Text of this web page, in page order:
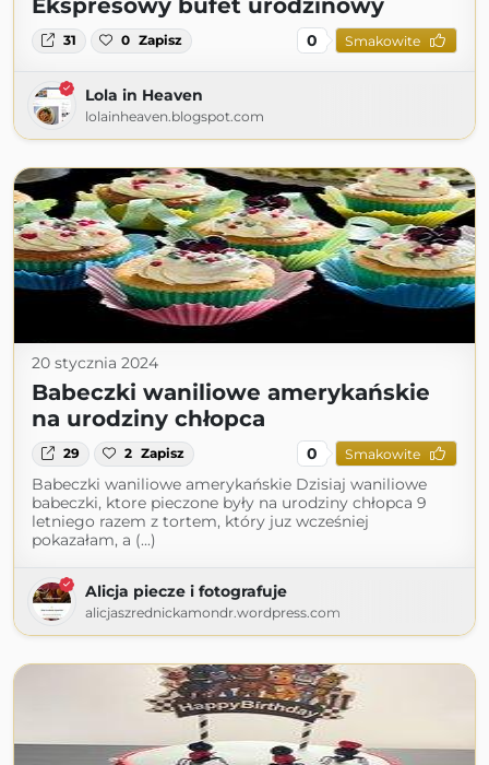
Ekspresowy bufet urodzinowy
31 0 Zapisz 0 Smakowite
Lola in Heaven
lolainheaven.blogspot.com
20 stycznia 2024
Babeczki waniliowe amerykańskie
na urodziny chłopca
29 2 Zapisz 0 Smakowite
Babeczki waniliowe amerykańskie Dzisiaj waniliowe
babeczki, ktore pieczone były na urodziny chłopca 9
letniego razem z tortem, który juz wcześniej
pokazałam, a (...)
Alicja piecze i fotografuje
alicjaszrednickamondr.wordpress.com